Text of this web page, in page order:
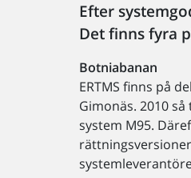
Efter
Det finns fyra
Botniabanan
ERTMS finns på
Gimonäs. 2010
system M95.